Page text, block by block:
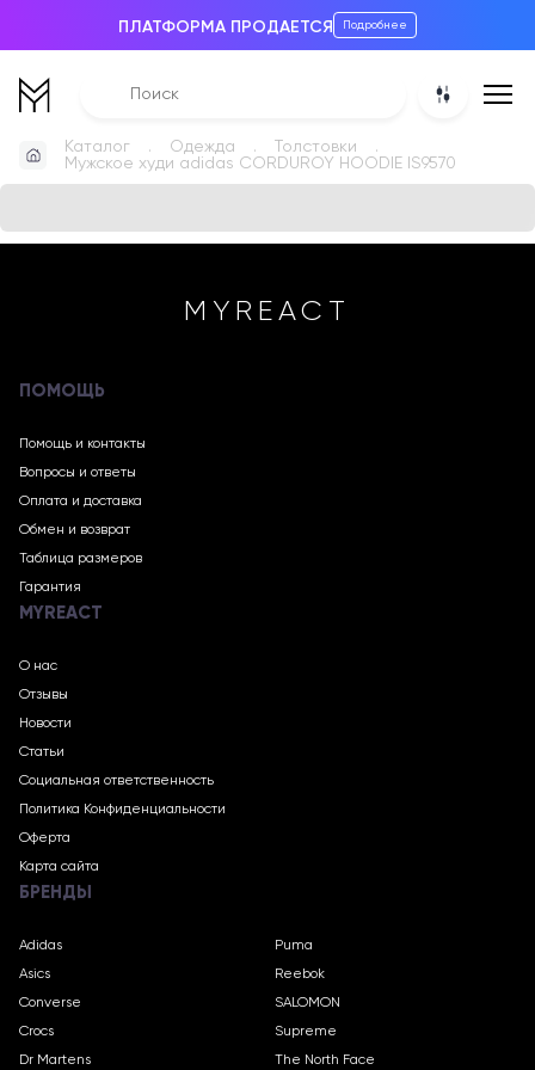
ПЛАТФОРМА ПРОДАЕТСЯ Подробнее
Каталог Одежда
Толстовки
Мужское худи adidas CORDUROY HOODIE IS9570
MYREACT
ПОМОЩЬ
Помощь и контакты
Вопросы и ответы
Оплата и доставка
Обмен и возврат
Таблица размеров
Гарантия
MYREACT
О нас
Отзывы
Новости
Статьи
Социальная ответственность
Политика Конфиденциальности
Оферта
Карта сайта
БРЕНДЫ
Adidas
Asics
Converse
Crocs
Dr Martens
Puma
Reebok
SALOMON
Supreme
The North Face